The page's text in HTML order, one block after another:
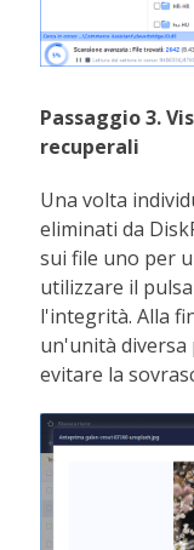
Passaggio 3.
recuperali
Una volta
eliminati da
sui file uno per
utilizzare il
l'integrità. Alla
un'unità diversa
evitare la